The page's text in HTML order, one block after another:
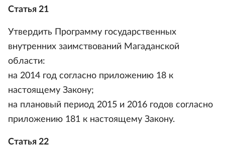
Статья 21
Утвердить Программу государственных
внутренних заимствований Магаданской
области:
на 2014 год согласно приложению 18 к
настоящему Закону;
на плановый период 2015 и 2016 годов согласно
приложению 181 к настоящему Закону.
Статья 22